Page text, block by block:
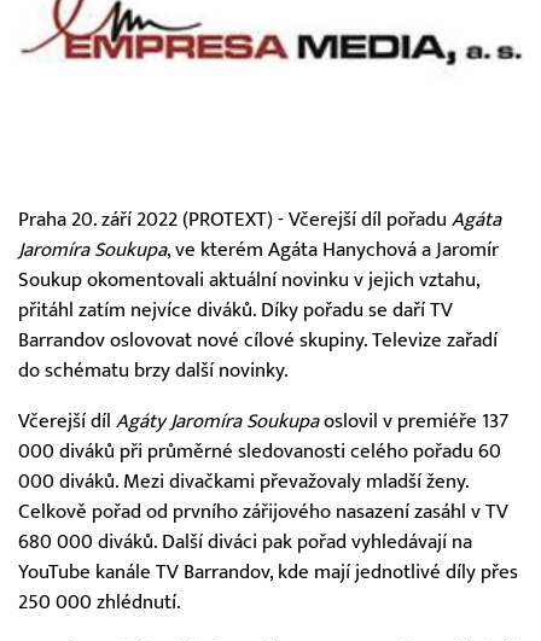
Praha 20. září 2022 (PROTEXT) - Včerejší díl pořadu Agáta
Jaromíra Soukupa, ve kterém Agáta Hanychová a Jaromír
Soukup okomentovali aktuální novinku v jejich vztahu,
přitáhl zatím nejvíce diváků. Díky pořadu se daří TV
Barrandov oslovovat nové cílové skupiny. Televize zařadí
do schématu brzy další novinky.
Včerejší díl Agáty Jaromíra Soukupaoslovil v premiéře 137
000 diváků při průměrné sledovanosti celého pořadu 60
000 diváků. Mezi divačkami převažovaly mladší ženy.
Celkově pořad od prvního zářijového nasazení zasáhl v TV
680 000 diváků. Další diváci pak pořad vyhledávají na
YouTube kanále TV Barrandov, kde mají jednotlivé díly přes
250 000 zhlédnutí.